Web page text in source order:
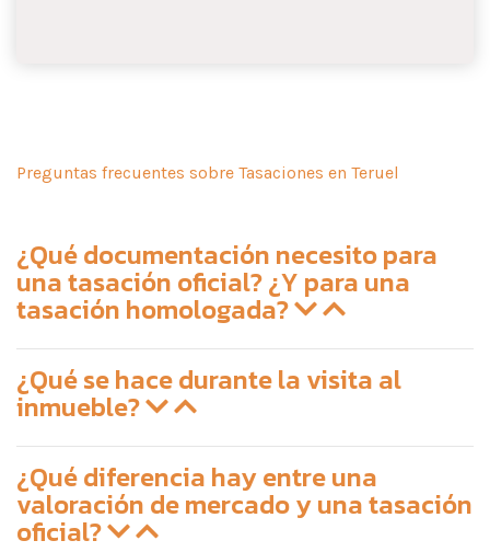
Preguntas frecuentes sobre Tasaciones en Teruel
¿Qué documentación necesito para
una tasación oficial? ¿Y para una
tasación homologada?
¿Qué se hace durante la visita al
inmueble?
¿Qué diferencia hay entre una
valoración de mercado y una tasación
oficial?